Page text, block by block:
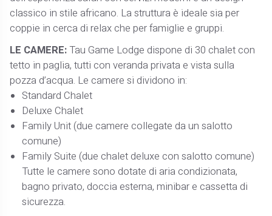
classico in stile africano. La struttura è ideale sia per
coppie in cerca di relax che per famiglie e gruppi.
LE CAMERE: Tau Game Lodge dispone di 30 chalet con
tetto in paglia, tutti con veranda privata e vista sulla
pozza d’acqua. Le camere si dividono in:
Standard Chalet
Deluxe Chalet
Family Unit (due camere collegate da un salotto
comune)
Family Suite (due chalet deluxe con salotto comune)
Tutte le camere sono dotate di aria condizionata,
bagno privato, doccia esterna, minibar e cassetta di
sicurezza.